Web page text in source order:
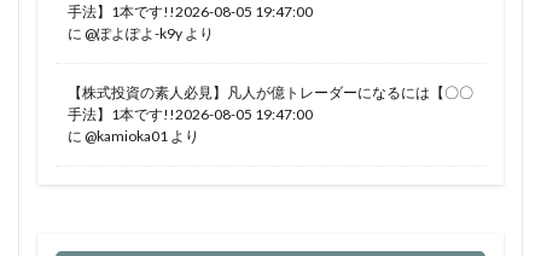
手法】1本です!!2026-08-05 19:47:00
に @ぽよぽよ-k9y より
【株式投資の素人必見】凡人が億トレーダーになるには【〇〇
手法】1本です!!2026-08-05 19:47:00
に @kamioka01 より